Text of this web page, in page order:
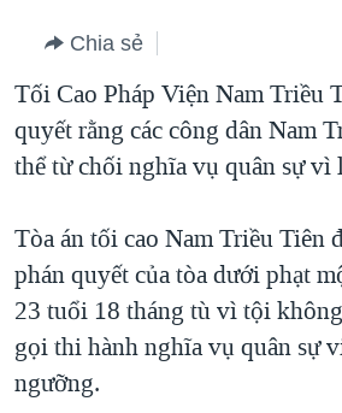
hướng
chính
Đi
"Tìm"
DIỄN ĐÀN
MỤC
TỰ DO BÁO CHÍ
VẠCH TRẦN TIN GIẢ
NGƯỜI VIỆT HẢI NGOẠI
ĐỜI SỐNG
KINH TẾ
KHOA HỌC
SỨC KHOẺ
CHUYÊN ĐỀ
CHIẾN TRANH THƯƠNG MẠI CỦA
HÀNH TRÌNH BẦU CỬ 2024
MỘT NĂM CHIẾN TRANH TẠI DẢI
GIẢI MÃ VÀNH ĐAI & CON ĐƯỜNG
NGÀY TỊ NẠN THẾ GIỚI
HỌC TIẾNG ANH
VIDEO
NGHE
MẠNG XÃ HỘI
Chia sẻ
Tối Cao Pháp Viện Nam Triều
quyết rằng các công dân Nam
thể từ chối nghĩa vụ quân sự vì
Tòa án tối cao Nam Triều Tiên
phán quyết của tòa dưới phạt
23 tuổi 18 tháng tù vì tội
gọi thi hành nghĩa vụ quân sự
ngưỡng.